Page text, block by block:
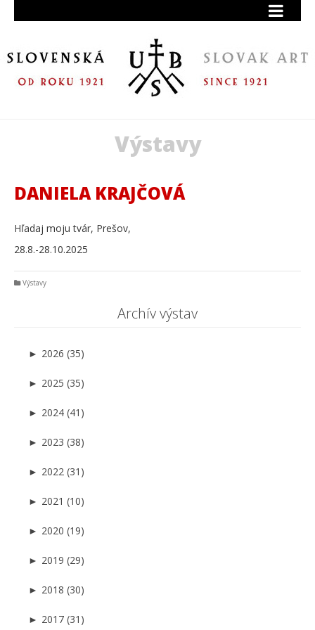
Výstavy
DANIELA KRAJČOVÁ
Hľadaj moju tvár, Prešov,
28.8.-28.10.2025
Výstavy
Archív výstav
► 2026 (35)
► 2025 (35)
► 2024 (41)
► 2023 (38)
► 2022 (31)
► 2021 (10)
► 2020 (19)
► 2019 (29)
► 2018 (30)
► 2017 (31)